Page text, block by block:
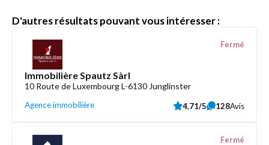
D'autres résultats pouvant vous intéresser :
Immobilière Spautz Sàrl
10 Route de Luxembourg L-6130 Junglinster
Agence immobilière
Fermé
4,71/5 128Avis
Fermé